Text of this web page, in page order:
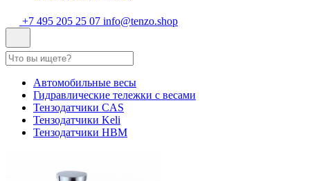
+7 495 205 25 07 info@tenzo.shop
Автомобильные весы
Гидравлические тележки с весами
Тензодатчики CAS
Тензодатчики Keli
Тензодатчики HBM